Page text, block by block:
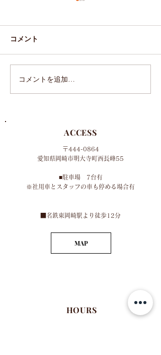
年末年始営業お知らせ
コメント
コメントを追加…
ACCESS
〒444-0864
​愛知県岡崎市明大寺町西長峰55
■​駐車場 7台有
​※社用車とスタッフの車も停める場合有
​■名鉄東岡崎駅より徒歩12分
MAP
HOURS